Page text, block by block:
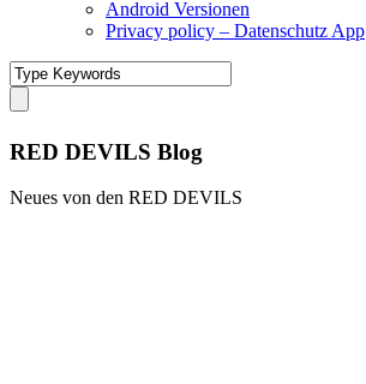
Android Versionen
Privacy policy – Datenschutz App
RED DEVILS Blog
Neues von den RED DEVILS